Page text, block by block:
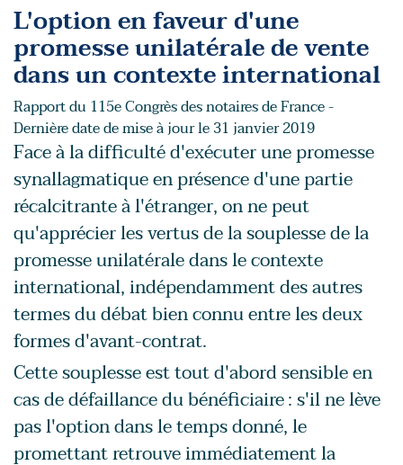
L'option en faveur d'une
promesse unilatérale de vente
dans un contexte international
Rapport du 115e Congrès des notaires de France -
Dernière date de mise à jour le 31 janvier 2019
Face à la difficulté d'exécuter une promesse
synallagmatique en présence d'une partie
récalcitrante à l'étranger, on ne peut
qu'apprécier les vertus de la souplesse de la
promesse unilatérale dans le contexte
international, indépendamment des autres
termes du débat bien connu entre les deux
formes d'avant-contrat.
Cette souplesse est tout d'abord sensible en
cas de défaillance du bénéficiaire : s'il ne lève
pas l'option dans le temps donné, le
promettant retrouve immédiatement la